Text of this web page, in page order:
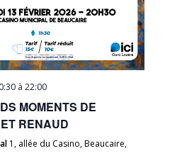
à22:00
MOMENTS DE
RENAUD
1, allée du Casino, Beaucaire,